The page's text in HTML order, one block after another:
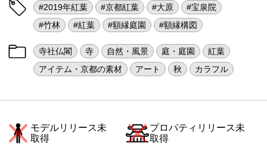
#2019年紅葉 #京都紅葉 #大原
#宝泉院
#竹林
#紅葉 #額縁庭園 #額縁構図
寺社仏閣 寺 自然・風景 庭・庭園
紅葉
アイテム・京都の素材
アート 秋 カラフル
モデルリリース未
取得
プロパティリリース未
取得